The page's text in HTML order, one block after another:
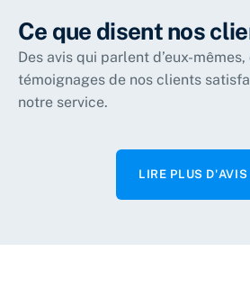
Ce que disent nos
Des avis qui parlent d’eux-
témoignages de nos clients
notre service.
LIRE PLUS D'AVIS